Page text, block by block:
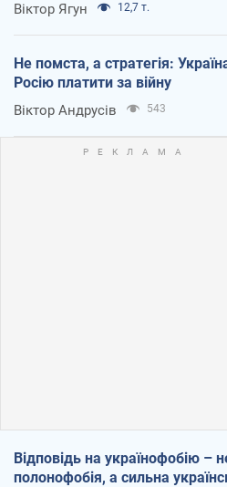
Віктор Ягун 12,7 т.
Не помста, а стратегія:
Росію платити за війну
Віктор Андрусів 543
Відповідь на українофобію –
полонофобія, а сильна